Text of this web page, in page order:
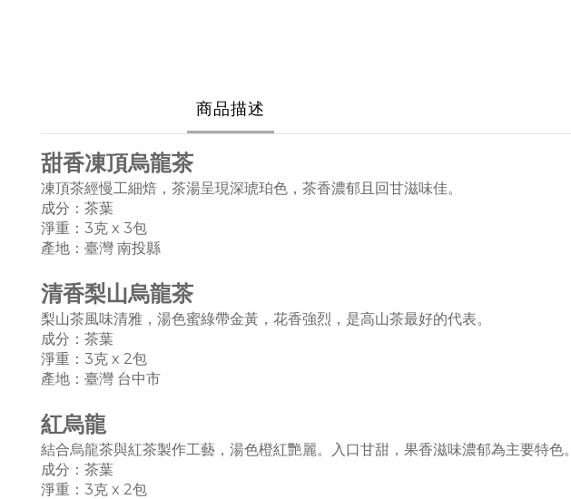
商品描述
甜香凍頂烏龍茶
凍頂茶經慢工細焙，茶湯呈現深琥珀色，茶香濃郁且回甘滋味佳。
成分：茶葉
淨重：3克 x 3包
產地：臺灣 南投縣
清香梨山烏龍茶
梨山茶風味清雅，湯色蜜綠帶金黃，花香強烈，是高山茶最好的代表。
成分：茶葉
淨重：3克 x 2包
產地：臺灣 台中市
紅烏龍
結合烏龍茶與紅茶製作工藝，湯色橙紅艷麗。入口甘甜，果香滋味濃郁為主要特色。
成分：茶葉
淨重：3克 x 2包